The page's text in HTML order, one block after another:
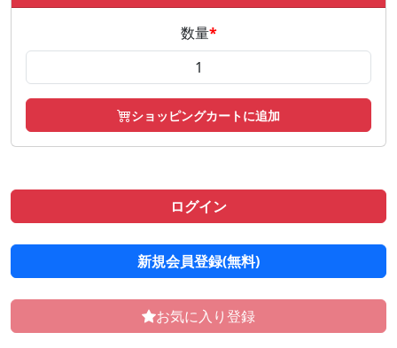
数量*
ショッピングカートに追加
ログイン
新規会員登録(無料)
お気に入り登録